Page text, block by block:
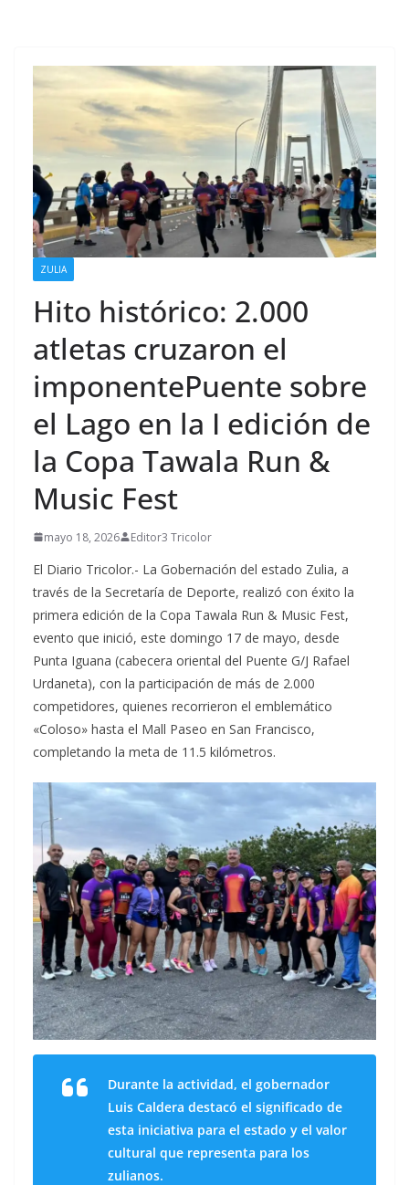
ZULIA
Hito histórico: 2.000
atletas cruzaron el
imponentePuente sobre
el Lago en la I edición de
la Copa Tawala Run &
Music Fest
mayo 18, 2026 Editor3 Tricolor
El Diario Tricolor.- La Gobernación del estado Zulia, a
través de la Secretaría de Deporte, realizó con éxito la
primera edición de la Copa Tawala Run & Music Fest,
evento que inició, este domingo 17 de mayo, desde
Punta Iguana (cabecera oriental del Puente G/J Rafael
Urdaneta), con la participación de más de 2.000
competidores, quienes recorrieron el emblemático
«Coloso» hasta el Mall Paseo en San Francisco,
completando la meta de 11.5 kilómetros.
Durante la actividad, el gobernador
Luis Caldera destacó el significado de
esta iniciativa para el estado y el valor
cultural que representa para los
zulianos.